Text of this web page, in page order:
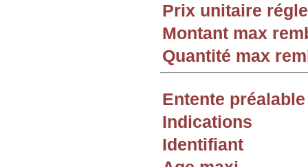
Prix unitaire
Montant max
Quantité max
Entente préalable
Indications
Identifiant